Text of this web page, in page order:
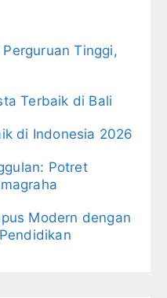
Tinggi,
Terbaik di Bali
di Indonesia 2026
Potret
Modern dengan